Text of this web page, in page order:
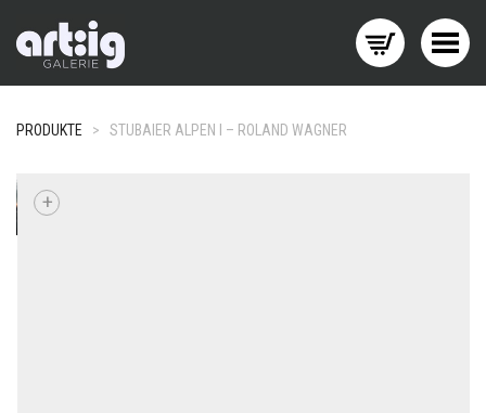
Menü wechseln
PRODUKTE > STUBAIER ALPEN I – ROLAND WAGNER
+